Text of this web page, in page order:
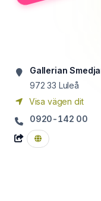
Gallerian
972 33 Luleå
Visa vägen dit
0920-142 00